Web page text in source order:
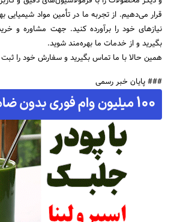
قرار می‌دهیم. از تجربه ما در تأمین مواد شیمیایی
نیازهای خود را برآورده کنید. جهت مشاوره و
بگیرید و از خدمات ما بهره‌مند شوید.
همین حالا با ما تماس بگیرید و سفارش خود را ثبت
### پایان خبر رسمی